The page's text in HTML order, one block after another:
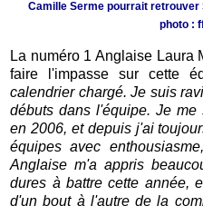
Camille Serme pourrait
photo :
La numéro 1 Anglaise Laura
faire l'impasse sur cette
calendrier chargé. Je suis
débuts dans l'équipe. Je
en 2006, et depuis j'ai
équipes avec
Anglaise m'a appris
dures à battre cette année,
d'un bout à l'autre de la